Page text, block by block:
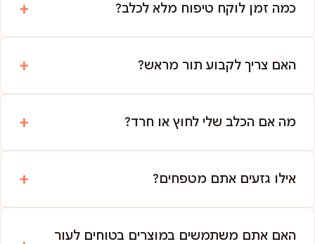
כמה זמן לוקח טיפוח מלא לכלב?
האם צריך לקבוע תור מראש?
מה אם הכלב שלי לחוץ או חרד?
אילו גזעים אתם מטפחים?
האם אתם משתמשים במוצרים בטוחים לעור